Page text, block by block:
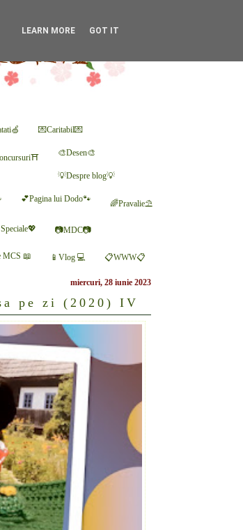
💌Caritabil💌
🎨Desen🎨
💡Despre blog💡
💕Pagina lui Dodo🐾 🌈Pravalie⛱
📷MDC📷
MCS 📖 📱Vlog 💻 📋WWW📋
miercuri, 28 iunie 2023
pe zi (2020) IV
LEARN MORE GOT IT